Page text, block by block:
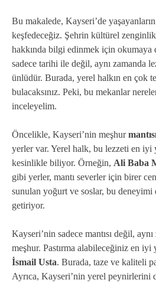
Bu makalede, Kayseri’de
keşfedeceğiz. Şehrin kültürel
hakkında bilgi edinmek için okumaya
sadece tarihi ile değil, aynı zamanda
ünlüdür. Burada, yerel halkın en çok
bulacaksınız. Peki, bu mekanlar
inceleyelim.
Öncelikle, Kayseri’nin meşhur
yerler var. Yerel halk, bu lezzeti en iyi
kesinlikle biliyor. Örneğin, Ali Baba
gibi yerler, mantı severler için birer
sunulan yoğurt ve soslar, bu
getiriyor.
Kayseri’nin sadece mantısı değil, aynı
meşhur. Pastırma alabileceğiniz en iyi
İsmail Usta. Burada, taze ve kaliteli
Ayrıca, Kayseri’nin yerel peynirlerini